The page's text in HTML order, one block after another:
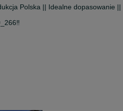
Polska || Idealne dopasowanie ||
pracy w każdych